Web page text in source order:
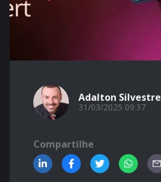
Adalton Silvestre
31/03/2025 09:37
Compartilhe